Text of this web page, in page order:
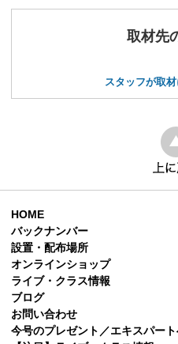
取材先
スタッフが取
HOME
バックナンバー
設置・配布場所
オンラインショップ
ライブ・クラス情報
ブログ
お問い合わせ
今号のプレゼント／エキスパート